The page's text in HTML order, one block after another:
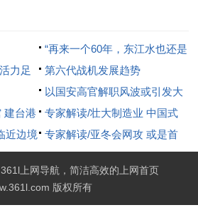
力，帮助他们在异国他乡更好地
学习和生活。
“再来一个60年，东江水也还是
一样甜！”
力足
第六代战机发展趋势
以国安高官解职风波或引发大
罢工
建台港
专家解读/壮大制造业 中国式
现代化“爬坡过坎”
近边境
专家解读/亚冬会网攻 或是首
例用AI智能体“作案”
361l上网导航，简洁高效的上网首页
版权所有